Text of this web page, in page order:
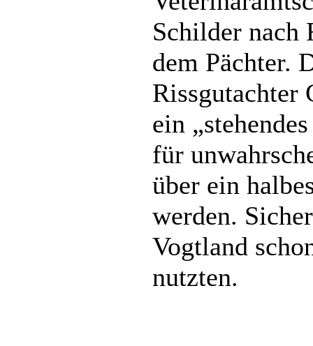
Schilder nach
dem Pächter.
Rissgutachter
ein
für
über ein
werden.
Vogtland
nutzten.